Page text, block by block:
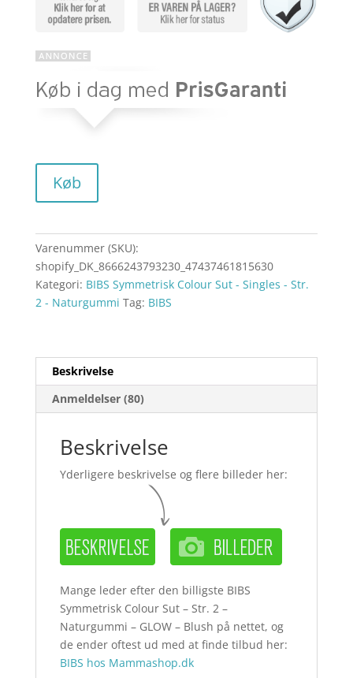
kr. 29,22.
Køb
Varenummer (SKU):
shopify_DK_8666243793230_47437461815630
Kategori: BIBS Symmetrisk Colour Sut - Singles - Str.
2 - Naturgummi Tag: BIBS
Beskrivelse
Anmeldelser (80)
Beskrivelse
Yderligere beskrivelse og flere billeder her:
Mange leder efter den billigste BIBS
Symmetrisk Colour Sut – Str. 2 –
Naturgummi – GLOW – Blush på nettet, og
de ender oftest ud med at finde tilbud her:
BIBS hos Mammashop.dk